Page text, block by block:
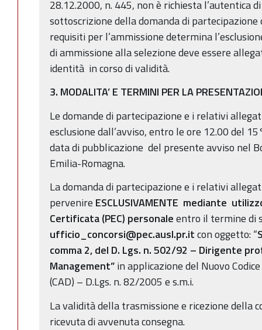
28.12.2000, n. 445, non è richiesta l’autentica
sottoscrizione della domanda di partecipazione
requisiti per l’ammissione determina
di ammissione alla selezione deve essere
identità in corso di validità.
3. MODALITA’ E TERMINI PER LA
Le domande di partecipazione e i relativi
esclusione dall’avviso, entro le ore 12.00 del
data di pubblicazione del presente avviso nel
Emilia-Romagna.
La domanda di partecipazione e i relativi
pervenire ESCLUSIVAMENTE mediante
Certificata (PEC) personaleentro il termine di
ufficio_concorsi@pec.ausl.pr.itcon oggetto: “
comma 2, del D. Lgs. n. 502/92 – Dirigente
Management”in applicazione del Nuovo
(CAD) – D.Lgs. n. 82/2005 e s.m.i.
La validità della trasmissione e ricezione della
ricevuta di avvenuta consegna.